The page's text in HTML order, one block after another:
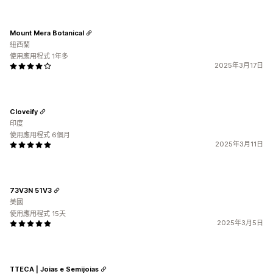
2025年3月17日
Mount Mera Botanical
紐西蘭
使用應用程式 1年多
2025年3月11日
Cloveify
印度
使用應用程式 6個月
2025年3月5日
73V3N 51V3
美國
使用應用程式 15天
TTECA | Joias e Semijoias